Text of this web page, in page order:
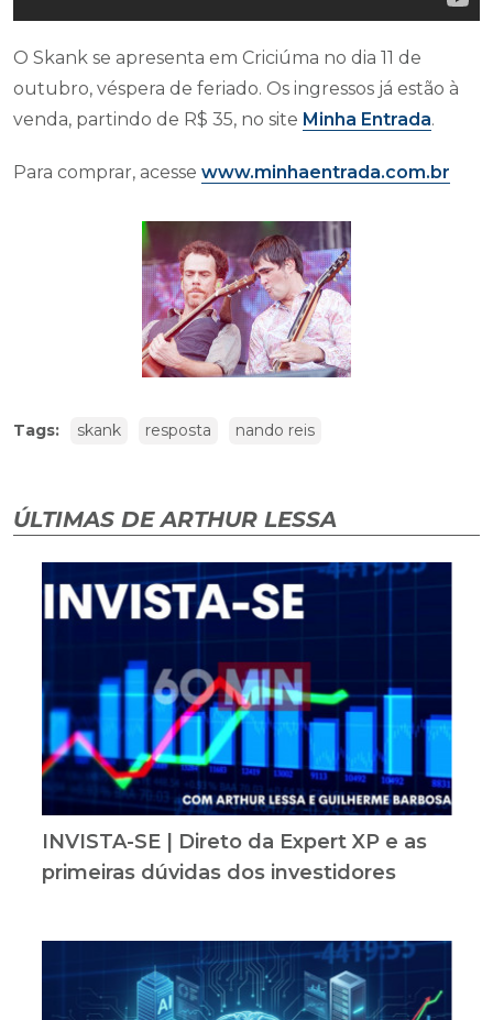
O Skank se apresenta em Criciúma no dia 11 de
outubro, véspera de feriado. Os ingressos já estão à
venda, partindo de R$ 35, no site Minha Entrada.
Para comprar, acesse www.minhaentrada.com.br
Tags: skank resposta nando reis
ÚLTIMAS DE ARTHUR LESSA
INVISTA-SE | Direto da Expert XP e as
primeiras dúvidas dos investidores